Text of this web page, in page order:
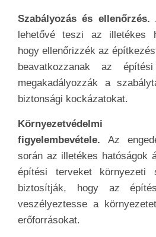
Szabályozás és ellenőrzés.
lehetővé teszi az illetékes
hogy ellenőrizzék az
beavatkozzanak az
megakadályozzák a
biztonsági kockázatokat.
figyelembevétele. Az
során az illetékes hatóságok
építési terveket környezeti
biztosítják, hogy az
veszélyeztesse a
erőforrásokat.